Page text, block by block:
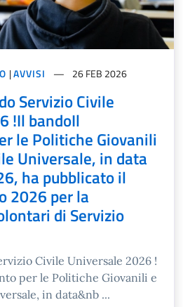
|AVVISI 26 FEB 2026
Servizio Civile
!Il bandoIl
le Politiche Giovanili
Universale, in data
ha pubblicato il
2026 per la
di Servizio
Civile Universale 2026 !
per le Politiche Giovanili e
in data&nb ...